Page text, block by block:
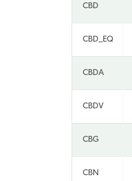
CBD
CBD_EQ
CBDA
CBDV
CBG
CBN